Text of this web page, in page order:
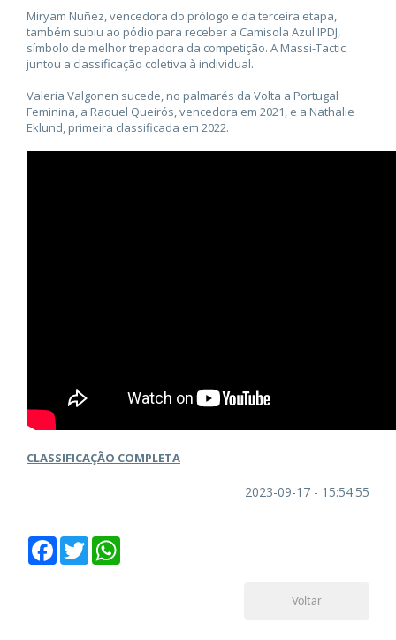
Miryam Nuñez, vencedora do prólogo e da terceira etapa,
também subiu ao pódio para receber a Camisola Azul IPDJ,
símbolo de melhor trepadora da competição. A Massi-Tactic
juntou a classificação coletiva à individual.
Valeria Valgonen sucede, no palmarés da Volta a Portugal
Feminina, a Raquel Queirós, vencedora em 2021, e a Nathalie
Eklund, primeira classificada em 2022.
CLASSIFICAÇÃO COMPLETA
2023-09-17 - 15:54:55
Facebook
Twitter
Voltar